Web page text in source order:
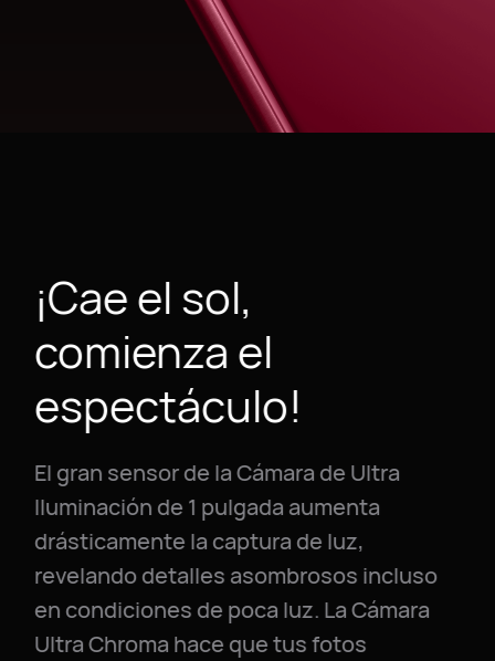
¡Cae el sol,
comienza el
espectáculo!
El gran sensor de la Cámara de Ultra
Iluminación de 1 pulgada aumenta
drásticamente la captura de luz,
revelando detalles asombrosos incluso
en condiciones de poca luz. La Cámara
Ultra Chroma hace que tus fotos